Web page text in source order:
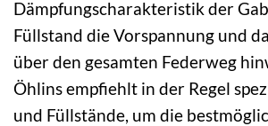
Dämpfungscharakteristik der
Füllstand die Vorspannung und
über den gesamten Federweg
Öhlins empfiehlt in der Regel
und Füllstände, um die